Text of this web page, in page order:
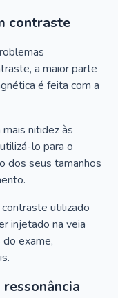
contraste
a maior parte
é feita com a
nitidez às
lo para o
dos seus tamanhos
utilizado
injetado na veia
exame,